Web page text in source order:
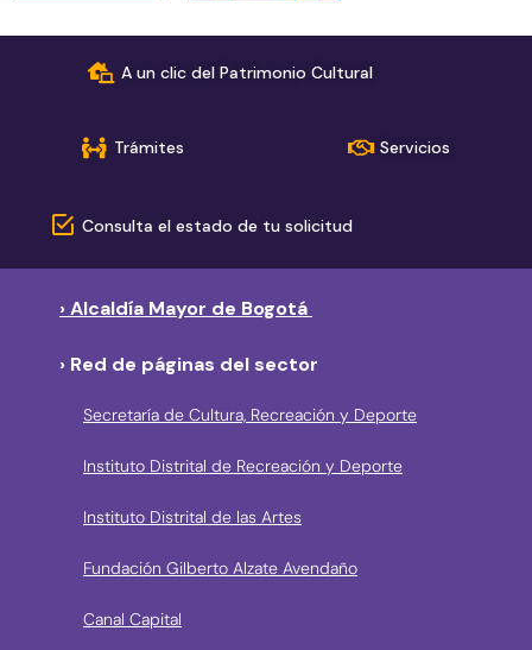
A un clic del Patrimonio Cultural
Trámites Servicios
Consulta el estado de tu solicitud
› Alcaldía Mayor de Bogotá
› Red de páginas del sector
Secretaría de Cultura, Recreación y Deporte
Instituto Distrital de Recreación y Deporte
Instituto Distrital de las Artes
Fundación Gilberto Alzate Avendaño
Canal Capital